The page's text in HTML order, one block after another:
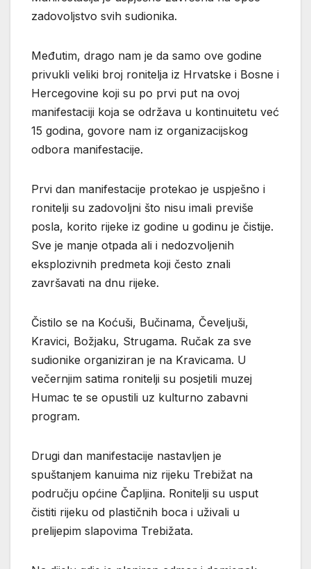
zadovoljstvo svih sudionika.
Međutim, drago nam je da samo ove godine
privukli veliki broj ronitelja iz Hrvatske i Bosne i
Hercegovine koji su po prvi put na ovoj
manifestaciji koja se održava u kontinuitetu već
15 godina, govore nam iz organizacijskog
odbora manifestacije.
Prvi dan manifestacije protekao je uspješno i
ronitelji su zadovoljni što nisu imali previše
posla, korito rijeke iz godine u godinu je čistije.
Sve je manje otpada ali i nedozvoljenih
eksplozivnih predmeta koji često znali
završavati na dnu rijeke.
Čistilo se na Koćuši, Bučinama, Čeveljuši,
Kravici, Božjaku, Strugama. Ručak za sve
sudionike organiziran je na Kravicama. U
večernjim satima ronitelji su posjetili muzej
Humac te se opustili uz kulturno zabavni
program.
Drugi dan manifestacije nastavljen je
spuštanjem kanuima niz rijeku Trebižat na
području općine Čapljina. Ronitelji su usput
čistiti rijeku od plastičnih boca i uživali u
prelijepim slapovima Trebižata.